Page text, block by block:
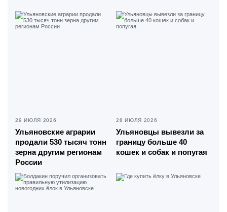
29 ИЮЛЯ 2026
Ульяновские аграрии
продали 530 тысяч тонн
зерна другим регионам
России
28 ИЮЛЯ 2026
Ульяновцы вывезли за
границу больше 40
кошек и собак и попугая